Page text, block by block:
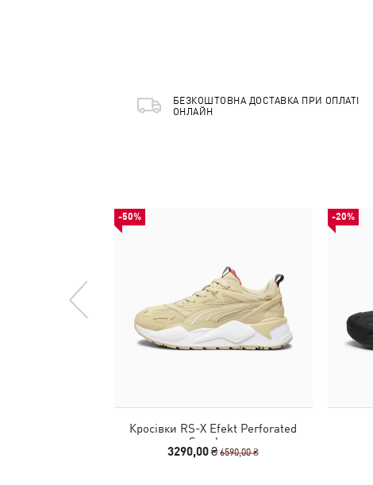
БЕЗКОШТОВНА ДОСТАВКА ПРИ ОПЛАТІ
ОНЛАЙН
-50%
Кросівки RS-X Efekt Perforated
Sneakers
3290,00 ₴6590,00 ₴
-20%